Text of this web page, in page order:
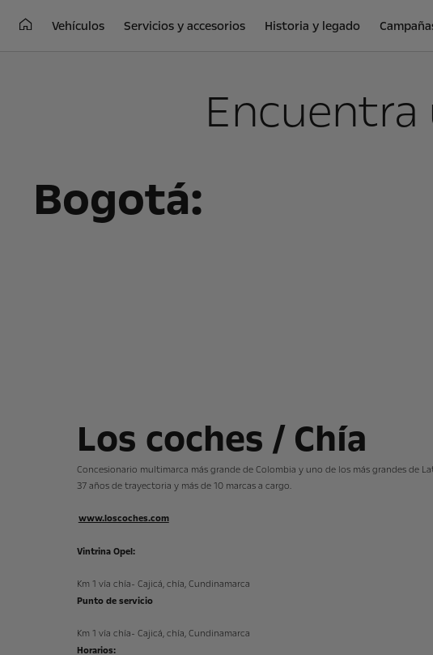
Vehículos Servicios y accesorios Historia y legado
Encuentra
Bogotá:
Los coches / Chía
Concesionario multimarca más grande de Colombia y uno de los más grandes de
37 años de trayectoria y más de 10 marcas a cargo.
www.loscoches.com
Vintrina Opel:
Km 1 vía chía- Cajicá, chía, Cundinamarca
Punto de servicio
Km 1 vía chía- Cajicá, chía, Cundinamarca
Horarios: